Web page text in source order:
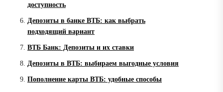
доступность
Депозиты в банке ВТБ: как выбрать
подходящий вариант
ВТБ Банк: Депозиты и их ставки
Депозиты в ВТБ: выбираем выгодные условия
Пополнение карты ВТБ: удобные способы